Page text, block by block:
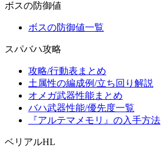
ボスの防御値
ボスの防御値一覧
スパバハ攻略
攻略/行動表まとめ
土属性の編成例/立ち回り解説
オメガ武器性能まとめ
バハ武器性能/優先度一覧
『アルテマメモリ』の入手方法
ベリアルHL